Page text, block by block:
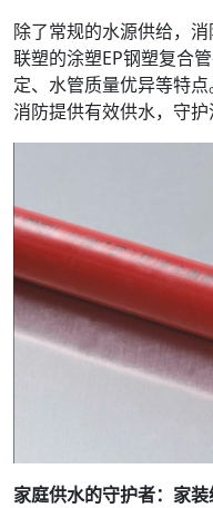
除了常规的水源供给，
联塑的涂塑EP钢塑复合
定、水管质量优异等特
消防提供有效供水，守护
家庭供水的守护者：家